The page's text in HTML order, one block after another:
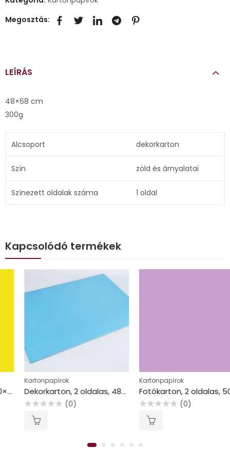
Megosztás:
LEÍRÁS
48×68 cm
300g
Alcsoport dekorkarton
Szín zöld és árnyalatai
Színezett oldalak száma 1 oldal
Kapcsolódó termékek
Kartonpapírok
Dekorkarton, 2 oldalas, 48×68, világoskék
(0)
Kartonpapírok
Fotókarton, 2 oldalas, 50×70 cm, 300 g/m2, viola
(0)